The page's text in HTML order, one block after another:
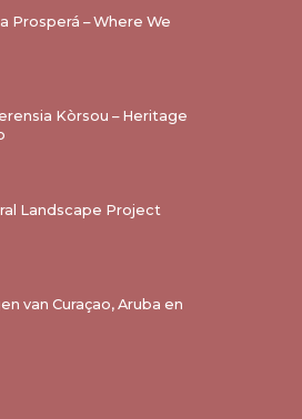
Prosperá – Where We
Kòrsou – Heritage
Landscape Project
van Curaçao, Aruba en